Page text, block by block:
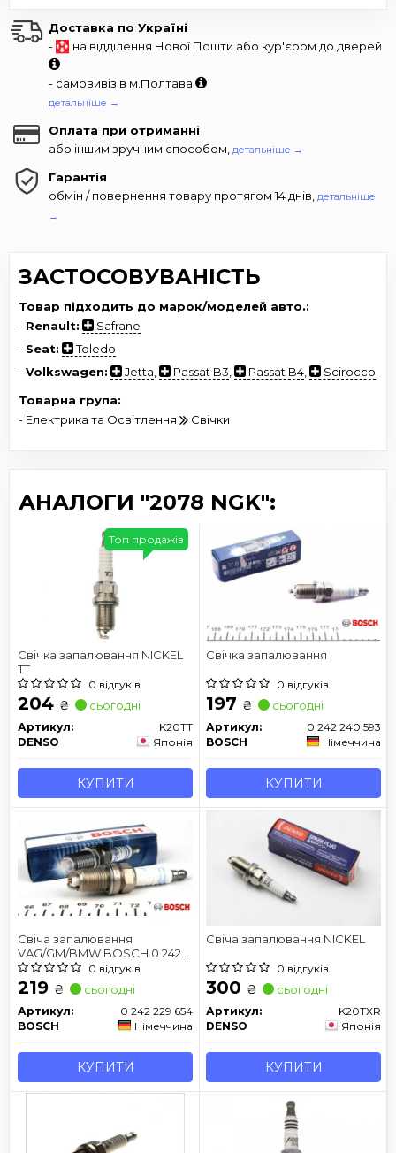
Доставка по Україні
-
на відділення Нової Пошти або кур'єром до дверей
- самовивіз в м.Полтава
детальніше →
Оплата при отриманні
або іншим зручним способом, детальніше →
Гарантія
обмін / повернення товару протягом 14 днів, детальніше
→
ЗАСТОСОВУВАНІСТЬ
Товар підходить до марок/моделей авто.:
- Renault:
Safrane
- Seat:
Toledo
-Volkswagen: Jetta Passat B3 Passat B4
Scirocco
Товарна група:
- Електрика та Освітлення
Свічки
АНАЛОГИ "2078 NGK":
Свічка запалювання NICKEL
TT
0 відгуків
204 ₴ сьогодні
Артикул:
K20TT
DENSO
Японія
КУПИТИ
Топ продажів
Свічка запалювання
0 відгуків
197 ₴ сьогодні
Артикул:
0 242 240 593
BOSCH
Німеччина
КУПИТИ
Свіча запалювання
VAG/GM/BMW BOSCH 0 242
229 654
0 відгуків
219 ₴ сьогодні
Артикул:
0 242 229 654
BOSCH
Німеччина
КУПИТИ
Свіча запалювання NICKEL
0 відгуків
300 ₴ сьогодні
Артикул:
K20TXR
DENSO
Японія
КУПИТИ